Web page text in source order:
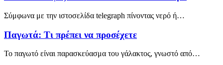
Σύμφωνα με την ιστοσελίδα telegraph πίνοντας νερό ή…
Παγωτά: Τι πρέπει να προσέχετε
Το παγωτό είναι παρασκεύασμα του γάλακτος, γνωστό από…